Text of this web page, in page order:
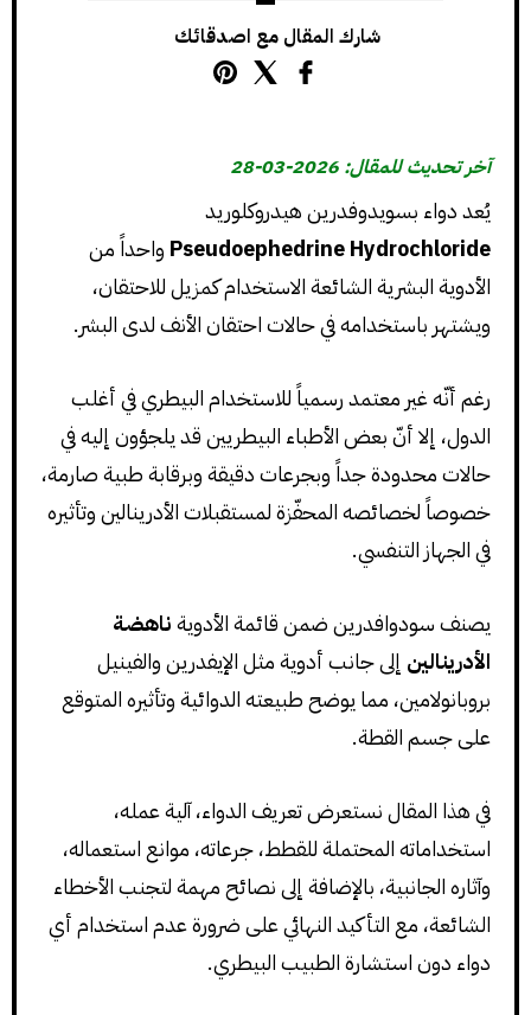
شارك المقال مع اصدقائك
آخر تحديث للمقال: 2026-03-28
يُعد دواء بسويدوفدرين هيدروكلوريد
Pseudoephedrine Hydrochloride واحداً من
الأدوية البشرية الشائعة الاستخدام كمزيل للاحتقان،
ويشتهر باستخدامه في حالات احتقان الأنف لدى البشر.
رغم أنّه غير معتمد رسمياً للاستخدام البيطري في أغلب
الدول، إلا أنّ بعض الأطباء البيطريين قد يلجؤون إليه في
حالات محدودة جداً وبجرعات دقيقة وبرقابة طبية صارمة،
خصوصاً لخصائصه المحفّزة لمستقبلات الأدرينالين وتأثيره
في الجهاز التنفسي.
يصنف سودوافدرين ضمن قائمة الأدويةناهضة
الأدرينالين إلى جانب أدوية مثل الإيفدرين والفينيل
بروبانولامين، مما يوضح طبيعته الدوائية وتأثيره المتوقع
على جسم القطة.
في هذا المقال نستعرض تعريف الدواء، آلية عمله،
استخداماته المحتملة للقطط، جرعاته، موانع استعماله،
وآثاره الجانبية، بالإضافة إلى نصائح مهمة لتجنب الأخطاء
الشائعة، مع التأكيد النهائي على ضرورة عدم استخدام أي
دواء دون استشارة الطبيب البيطري.